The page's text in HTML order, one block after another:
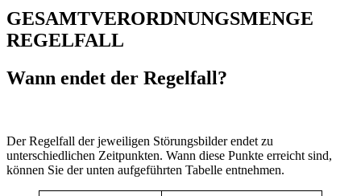
GESAMTVERORDNUNGSMENGE
REGELFALL
Wann endet der Regelfall?
Der Regelfall der jeweiligen Störungsbilder endet zu
unterschiedlichen Zeitpunkten. Wann diese Punkte erreicht sind,
können Sie der unten aufgeführten Tabelle entnehmen.